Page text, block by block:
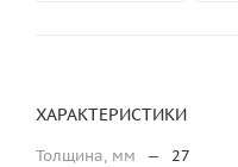
ХАРАКТЕРИСТИКИ
Толщина, мм —
27